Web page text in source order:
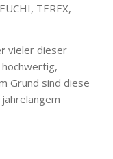
TEREX,
vieler dieser
Grund sind diese